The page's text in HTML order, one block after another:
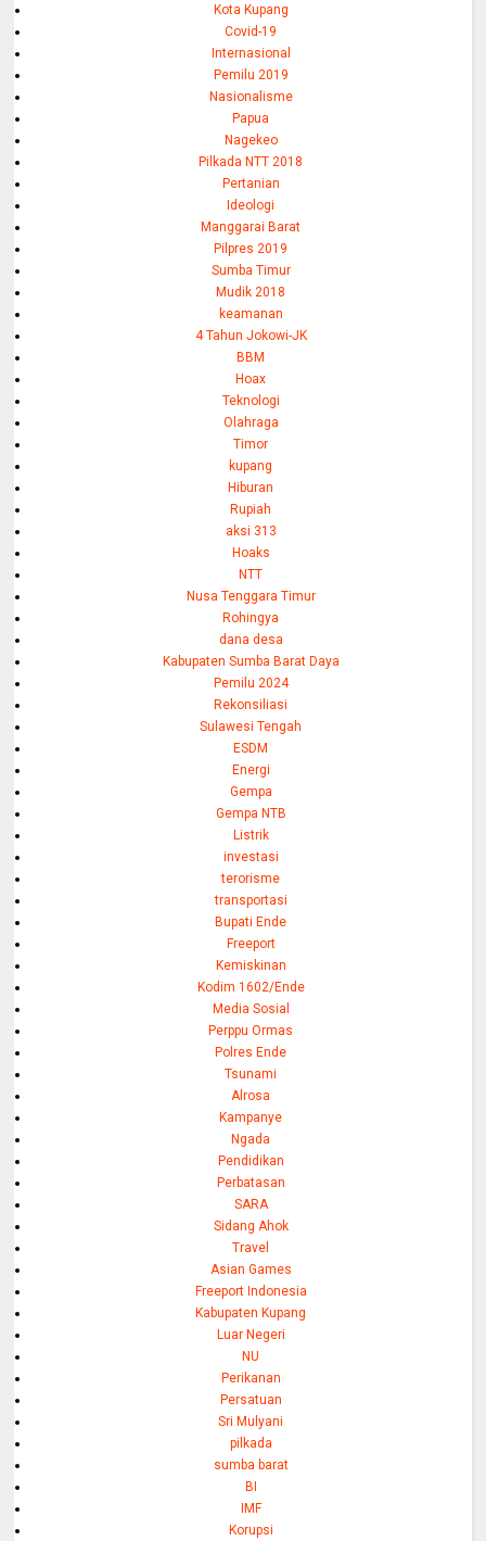
Kota Kupang
Covid-19
Internasional
Pemilu 2019
Nasionalisme
Papua
Nagekeo
Pilkada NTT 2018
Pertanian
Ideologi
Manggarai Barat
Pilpres 2019
Sumba Timur
Mudik 2018
keamanan
4 Tahun Jokowi-JK
BBM
Hoax
Teknologi
Olahraga
Timor
kupang
Hiburan
Rupiah
aksi 313
Hoaks
NTT
Nusa Tenggara Timur
Rohingya
dana desa
Kabupaten Sumba Barat Daya
Pemilu 2024
Rekonsiliasi
Sulawesi Tengah
ESDM
Energi
Gempa
Gempa NTB
Listrik
investasi
terorisme
transportasi
Bupati Ende
Freeport
Kemiskinan
Kodim 1602/Ende
Media Sosial
Perppu Ormas
Polres Ende
Tsunami
Alrosa
Kampanye
Ngada
Pendidikan
Perbatasan
SARA
Sidang Ahok
Travel
Asian Games
Freeport Indonesia
Kabupaten Kupang
Luar Negeri
NU
Perikanan
Persatuan
Sri Mulyani
pilkada
sumba barat
BI
IMF
Korupsi